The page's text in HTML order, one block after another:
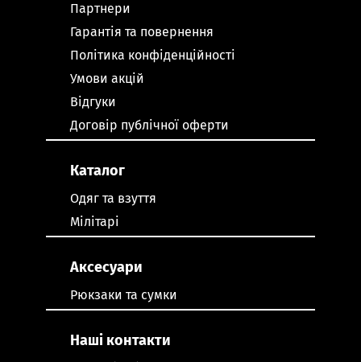
Партнери
Гарантія та повернення
Політика конфіденційності
Умови акцій
Відгуки
Договір публічної оферти
Каталог
Одяг та взуття
Мілітарі
Аксесуари
Рюкзаки та сумки
Наші контакти